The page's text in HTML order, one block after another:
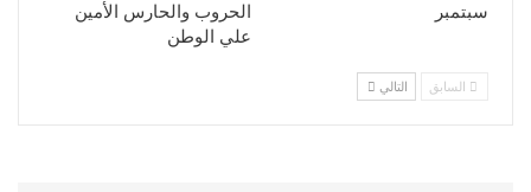
الحروب والحارس الأمين
علي الوطن
سبتمبر
السابق التالي